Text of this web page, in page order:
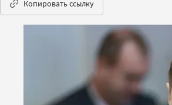
Копировать ссылку